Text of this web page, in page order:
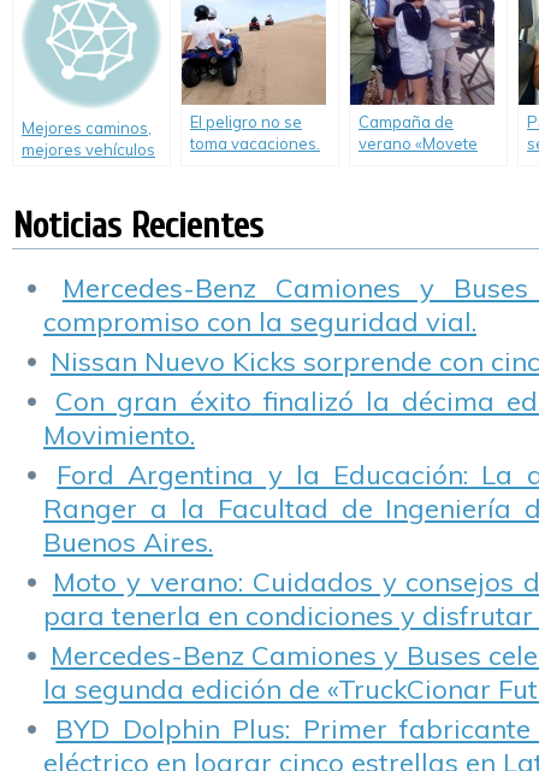
compromiso
Mejores caminos,
mejores vehículos
conductores.
El peligro no se
toma vacaciones.
Campaña de
verano «Movete
Noticias Recientes
Mercedes-Benz Camiones y
compromiso con la seguridad vial.
Nissan Nuevo Kicks sorprende con
Con gran éxito finalizó la décima
Movimiento.
Ford Argentina y la Educación: La
Ranger a la Facultad de Ingeniería
Buenos Aires.
Moto y verano: Cuidados y consejos
para tenerla en condiciones y disfrutar
Mercedes-Benz Camiones y Buses
la segunda edición de «TruckCionar
BYD Dolphin Plus: Primer
eléctrico en lograr cinco estrellas en